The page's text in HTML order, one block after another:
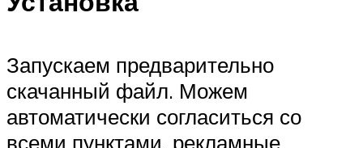
Запускаем предварительно
скачанный файл. Можем
автоматически согласиться со
всеми пунктами, рекламные